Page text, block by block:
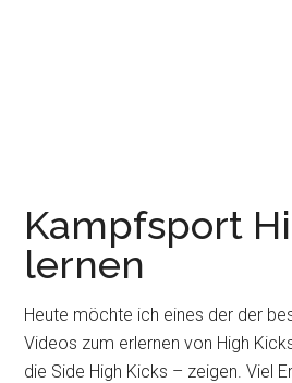
Kampfsport
lernen
Heute möchte ich eines der der
Videos zum erlernen von High
die Side High Kicks – zeigen. Viel